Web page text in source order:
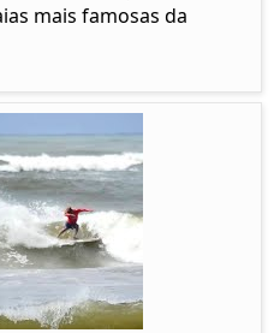
mais famosas da